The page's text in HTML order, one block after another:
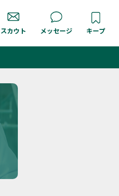
スカウト メッセージ キープ